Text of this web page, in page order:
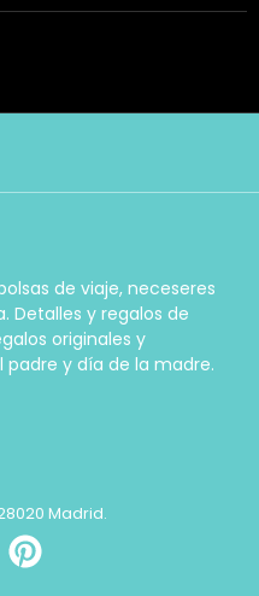
de viaje, neceseres
Detalles y regalos de
originales y
padre y día de la madre.
Madrid.